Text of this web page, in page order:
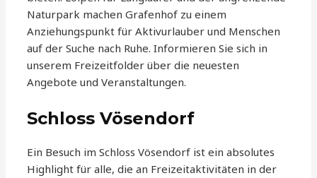
Naturpark machen Grafenhof zu einem
Anziehungspunkt für Aktivurlauber und Menschen
auf der Suche nach Ruhe. Informieren Sie sich in
unserem Freizeitfolder über die neuesten
Angebote und Veranstaltungen.
Schloss Vösendorf
Ein Besuch im Schloss Vösendorf ist ein absolutes
Highlight für alle, die an Freizeitaktivitäten in der